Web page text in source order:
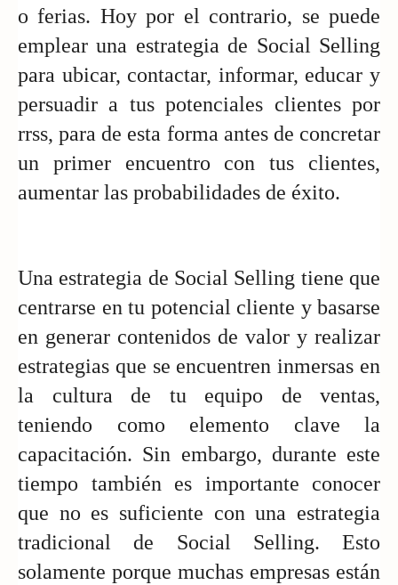
o ferias. Hoy por el contrario, se puede
emplear una estrategia de Social Selling
para ubicar, contactar, informar, educar y
persuadir a tus potenciales clientes por
rrss, para de esta forma antes de concretar
un primer encuentro con tus clientes,
aumentar las probabilidades de éxito.
Una estrategia de Social Selling tiene que
centrarse en tu potencial cliente y basarse
en generar contenidos de valor y realizar
estrategias que se encuentren inmersas en
la cultura de tu equipo de ventas,
teniendo como elemento clave la
capacitación. Sin embargo, durante este
tiempo también es importante conocer
que no es suficiente con una estrategia
tradicional de Social Selling. Esto
solamente porque muchas empresas están